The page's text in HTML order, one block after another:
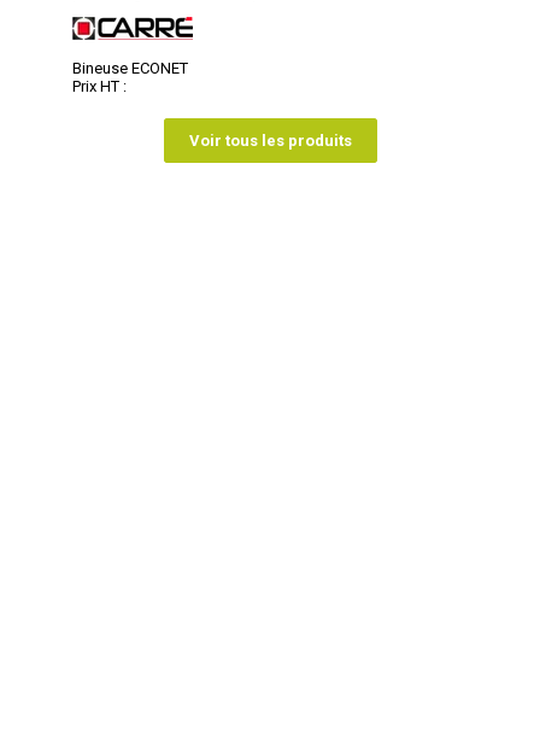
Bineuse ECONET
Prix HT :
Voir tous les produits